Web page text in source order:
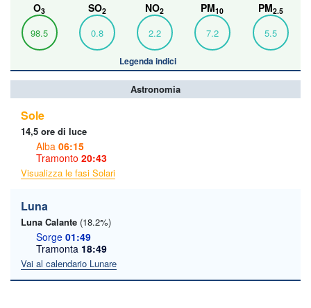
O3
98.5
SO2
0.8
NO2
2.2
PM10
7.2
PM2.5
5.5
Legenda indici
Astronomia
Sole
14,5 ore di luce
Alba 06:15
Tramonto 20:43
Visualizza le fasi Solari
Luna
Luna Calante (18.2%)
Sorge 01:49
Tramonta 18:49
Vai al calendario Lunare